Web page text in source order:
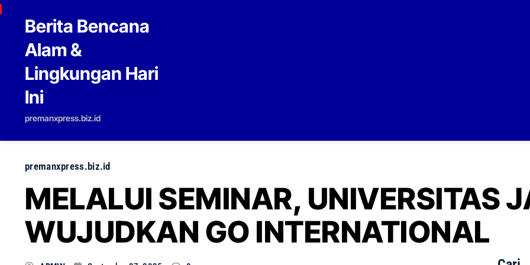
Skip to content
Berita Bencana
Alam &
Lingkungan Hari
Ini
premanxpress.biz.id
premanxpress.biz.id
MELALUI SEMINAR, UNIVERSITAS
WUJUDKAN GO INTERNATIONAL